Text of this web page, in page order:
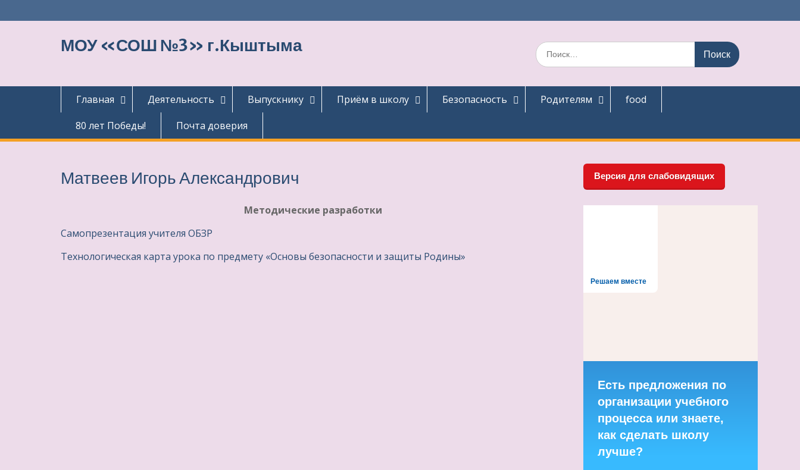
к
МОУ «СОШ №3» г.Кыштыма
Поиск
по:
Главная Деятельность Выпускнику Приём в школу Безопасность Родителям
food
80 лет Победы!
Почта доверия
Матвеев Игорь Александрович
Методические разработки
Самопрезентация учителя ОБЗР
Технологическая карта урока по предмету «Основы безопасности и защиты Родины»
Версия для слабовидящих
Решаем вместе
Есть предложения по
организации учебного
процесса или знаете,
как сделать школу
лучше?